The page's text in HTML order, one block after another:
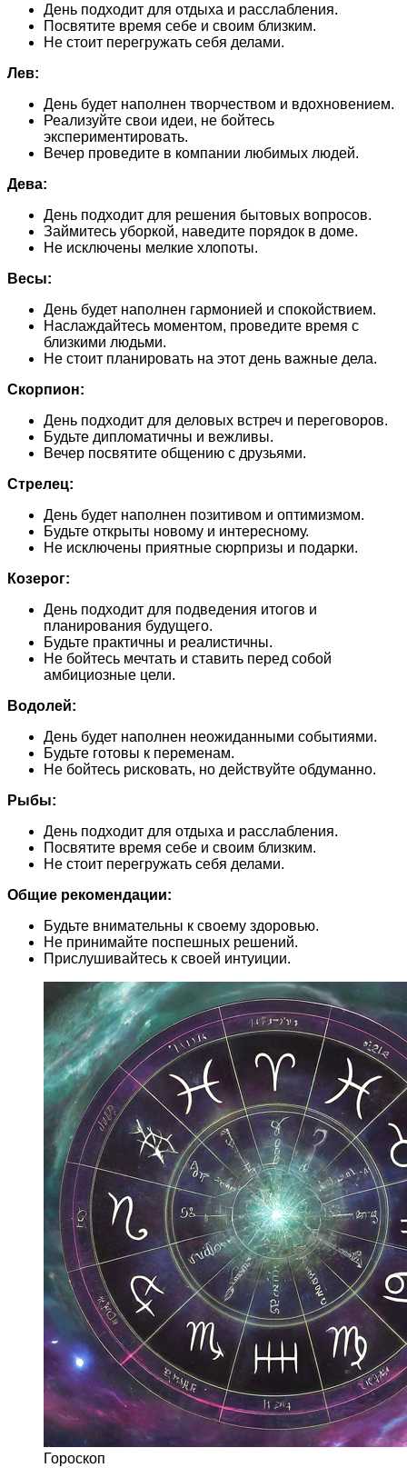
День подходит для отдыха и расслабления.
Посвятите время себе и своим близким.
Не стоит перегружать себя делами.
Лев:
День будет наполнен творчеством и вдохновением.
Реализуйте свои идеи, не бойтесь
экспериментировать.
Вечер проведите в компании любимых людей.
Дева:
День подходит для решения бытовых вопросов.
Займитесь уборкой, наведите порядок в доме.
Не исключены мелкие хлопоты.
Весы:
День будет наполнен гармонией и спокойствием.
Наслаждайтесь моментом, проведите время с
близкими людьми.
Не стоит планировать на этот день важные дела.
Скорпион:
День подходит для деловых встреч и переговоров.
Будьте дипломатичны и вежливы.
Вечер посвятите общению с друзьями.
Стрелец:
День будет наполнен позитивом и оптимизмом.
Будьте открыты новому и интересному.
Не исключены приятные сюрпризы и подарки.
Козерог:
День подходит для подведения итогов и
планирования будущего.
Будьте практичны и реалистичны.
Не бойтесь мечтать и ставить перед собой
амбициозные цели.
Водолей:
День будет наполнен неожиданными событиями.
Будьте готовы к переменам.
Не бойтесь рисковать, но действуйте обдуманно.
Рыбы:
День подходит для отдыха и расслабления.
Посвятите время себе и своим близким.
Не стоит перегружать себя делами.
Общие рекомендации:
Будьте внимательны к своему здоровью.
Не принимайте поспешных решений.
Прислушивайтесь к своей интуиции.
Гороскоп